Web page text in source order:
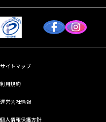
サイトマップ
利用規約
運営会社情報
個人情報保護方針